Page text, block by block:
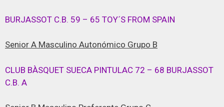
BURJASSOT C.B. 59 – 65 TOY´S FROM SPAIN
Senior A Masculino Autonómico Grupo B
CLUB BÀSQUET SUECA PINTULAC 72 – 68 BURJASSOT
C.B. A